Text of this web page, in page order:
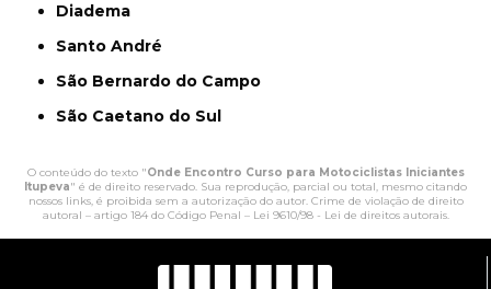
Diadema
Santo André
São Bernardo do Campo
São Caetano do Sul
O conteúdo do texto "Onde Encontro Curso para Motociclistas Iniciantes
Itupeva" é de direito reservado. Sua reprodução, parcial ou total, mesmo citando
nossos links, é proibida sem a autorização do autor. Crime de violação de direito
autoral – artigo 184 do Código Penal – Lei 9610/98 - Lei de direitos autorais.